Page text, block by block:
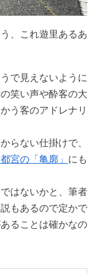
、これ遊里あるあ
で見えないように
笑い声や酔客の大
う客のアドレナリ
らない仕掛けで、
宮の「亀廓」 にも
はないかと、筆者
もあるので定かで
ることは確かなの